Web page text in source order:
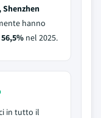
hanno
56,5% nel 2025.
in tutto il